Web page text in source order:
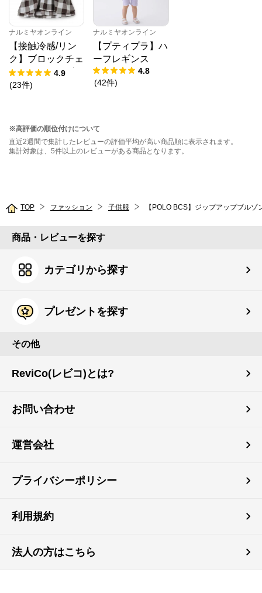
ナルミヤオンライン
【接触冷感/リン
ク】ブロックチェ
ックドッキングT
シャツ
4.9
(23件)
ナルミヤオンライン
【プティプラ】ハ
ーフレギンス
4.8
(42件)
※高評価の順位付けについて
直近2週間で集計したレビューの評価平均が高い商品順に表示されます。
集計対象は、5件以上のレビューがある商品となります。
TOP ファッション 子供服 【POLO BCS】ジップアップブルゾ
商品・レビューを探す
カテゴリから探す
プレゼントを探す
その他
ReviCo(レビコ)とは?
お問い合わせ
運営会社
プライバシーポリシー
利用規約
法人の方はこちら